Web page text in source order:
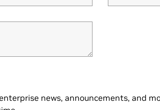
news, announcements, and